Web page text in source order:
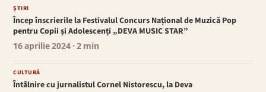
ȘTIRI
Încep înscrierile la Festivalul Concurs Național de Muzică Pop
pentru Copii și Adolescenți „DEVA MUSIC STAR”
16 aprilie 2024 · 2 min
CULTURĂ
Întâlnire cu jurnalistul Cornel Nistorescu, la Deva